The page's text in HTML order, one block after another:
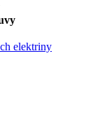
elektriny